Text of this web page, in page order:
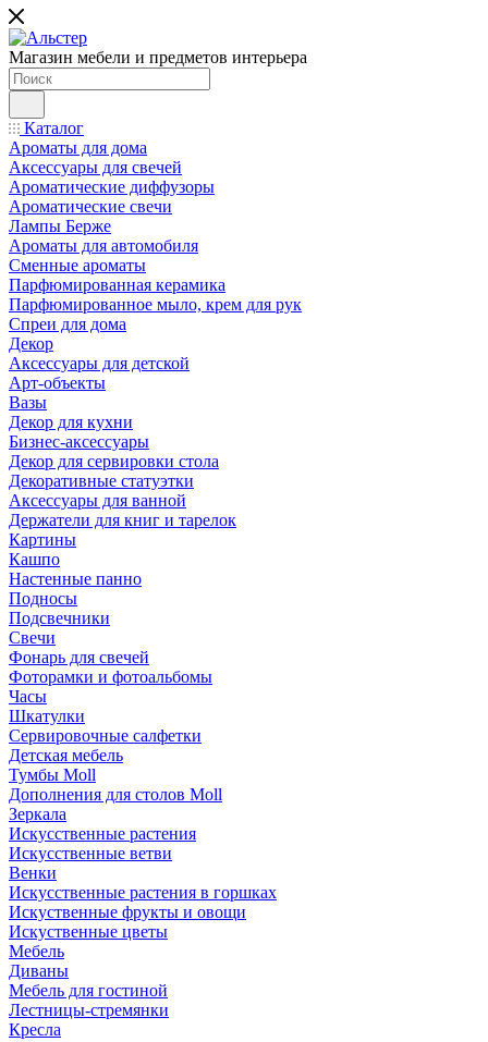
Магазин мебели и предметов интерьера
Каталог
Ароматы для дома
Аксессуары для свечей
Ароматические диффузоры
Ароматические свечи
Лампы Берже
Ароматы для автомобиля
Сменные ароматы
Парфюмированная керамика
Парфюмированное мыло, крем для рук
Спреи для дома
Декор
Аксессуары для детской
Арт-объекты
Вазы
Декор для кухни
Бизнес-аксессуары
Декор для сервировки стола
Декоративные статуэтки
Аксессуары для ванной
Держатели для книг и тарелок
Картины
Кашпо
Настенные панно
Подносы
Подсвечники
Свечи
Фонарь для свечей
Фоторамки и фотоальбомы
Часы
Шкатулки
Сервировочные салфетки
Детская мебель
Тумбы Moll
Дополнения для столов Moll
Зеркала
Искусственные растения
Искусственные ветви
Венки
Искусственные растения в горшках
Искуственные фрукты и овощи
Искуственные цветы
Мебель
Диваны
Мебель для гостиной
Лестницы-стремянки
Кресла